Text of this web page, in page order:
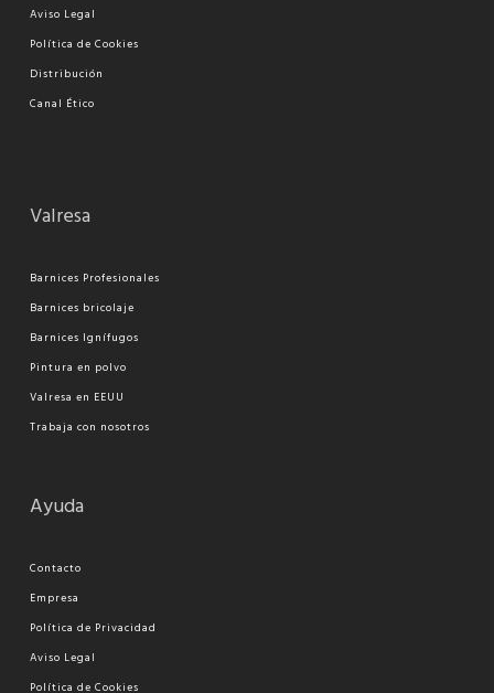
Aviso Legal
Política de Cookies
Distribución
Canal Ético
Valresa
Barnices Profesionales
Barnices bricolaje
Barnices Ignífugos
Pintura en polvo
Valresa en EEUU
Trabaja con nosotros
Ayuda
Contacto
Empresa
Política de Privacidad
Aviso Legal
Política de Cookies